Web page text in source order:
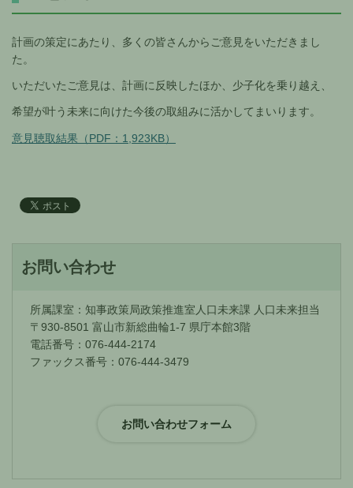
計画の策定にあたり、多くの皆さんからご意見をいただきまし
た。
いただいたご意見は、計画に反映したほか、少子化を乗り越え、
希望が叶う未来に向けた今後の取組みに活かしてまいります。
意見聴取結果（PDF：1,923KB）
お問い合わせ
所属課室：知事政策局政策推進室人口未来課 人口未来担当
〒930-8501 富山市新総曲輪1-7 県庁本館3階
電話番号：076-444-2174
ファックス番号：076-444-3479